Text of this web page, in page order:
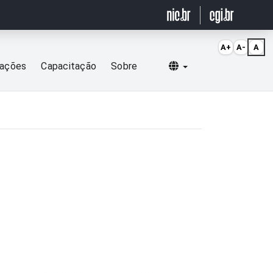
Capacitação Sobre Selecionar idioma
A+ A- A